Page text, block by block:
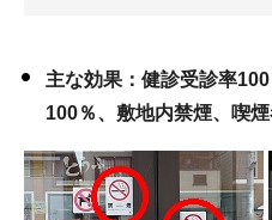
主な効果：健診受診率
100％、敷地内禁煙、喫